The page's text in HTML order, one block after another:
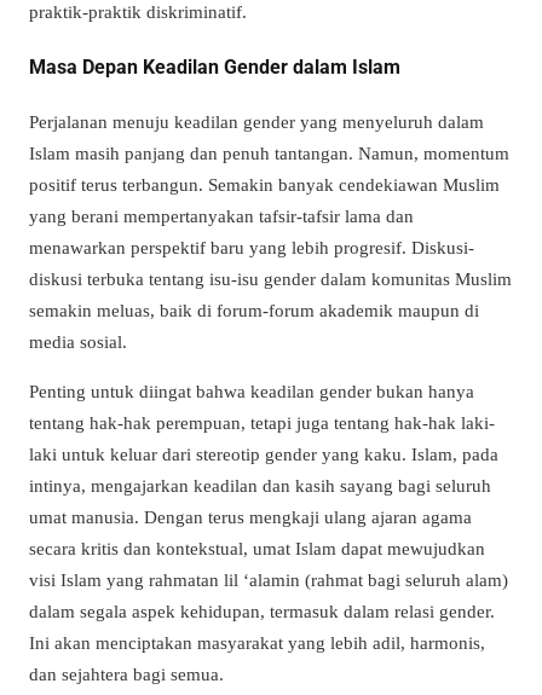
praktik-praktik diskriminatif.
Masa Depan Keadilan Gender dalam Islam
Perjalanan menuju keadilan gender yang menyeluruh dalam
Islam masih panjang dan penuh tantangan. Namun, momentum
positif terus terbangun. Semakin banyak cendekiawan Muslim
yang berani mempertanyakan tafsir-tafsir lama dan
menawarkan perspektif baru yang lebih progresif. Diskusi-
diskusi terbuka tentang isu-isu gender dalam komunitas Muslim
semakin meluas, baik di forum-forum akademik maupun di
media sosial.
Penting untuk diingat bahwa keadilan gender bukan hanya
tentang hak-hak perempuan, tetapi juga tentang hak-hak laki-
laki untuk keluar dari stereotip gender yang kaku. Islam, pada
intinya, mengajarkan keadilan dan kasih sayang bagi seluruh
umat manusia. Dengan terus mengkaji ulang ajaran agama
secara kritis dan kontekstual, umat Islam dapat mewujudkan
visi Islam yang rahmatan lil ‘alamin (rahmat bagi seluruh alam)
dalam segala aspek kehidupan, termasuk dalam relasi gender.
Ini akan menciptakan masyarakat yang lebih adil, harmonis,
dan sejahtera bagi semua.